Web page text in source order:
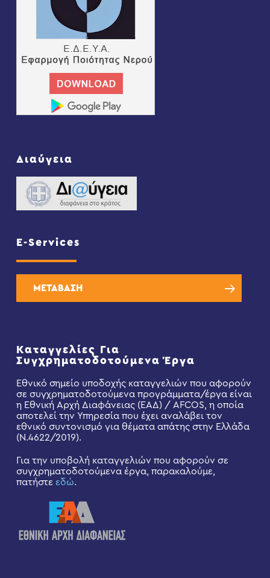
Διαύγεια
E-Services
ΜΕΤΑΒΑΣΗ
Καταγγελίες Για
Συγχρηματοδοτούμενα Έργα
Εθνικό σημείο υποδοχής καταγγελιών που αφορούν
σε συγχρηματοδοτούμενα προγράμματα/έργα είναι
η Εθνική Αρχή Διαφάνειας (ΕΑΔ) / AFCOS, η οποία
αποτελεί την Υπηρεσία που έχει αναλάβει τον
εθνικό συντονισμό για θέματα απάτης στην Ελλάδα
(Ν.4622/2019).
Για την υποβολή καταγγελιών που αφορούν σε
συγχρηματοδοτούμενα έργα, παρακαλούμε,
πατήστε εδώ.